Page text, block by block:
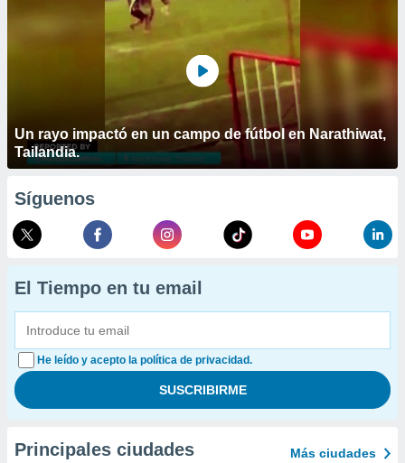
Un rayo impactó en un campo de fútbol en Narathiwat,
Tailandia.
Síguenos
El Tiempo en tu email
He leído y acepto la política de privacidad.
Principales ciudades Más ciudades